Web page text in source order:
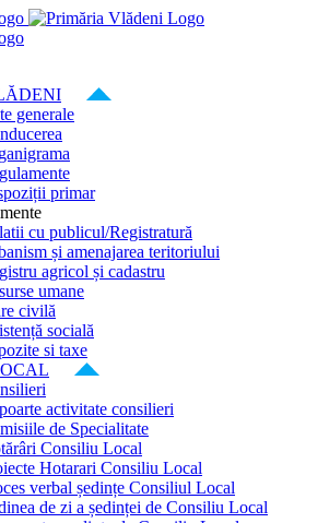
generale
primar
cu publicul/Registratură
și amenajarea teritoriului
agricol și cadastru
umane
civilă
socială
si taxe
activitate consilieri
de Specialitate
Consiliu Local
Hotarari Consiliu Local
verbal ședințe Consiliul Local
de zi a ședinței de Consiliu Local